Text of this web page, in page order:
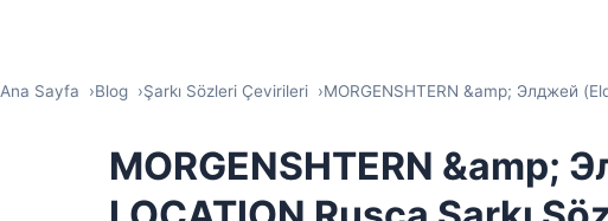
Ana Sayfa Blog Şarkı Sözleri Çevirileri MORGENSHTERN &amp; Элджей
MORGENSHTERN &amp;